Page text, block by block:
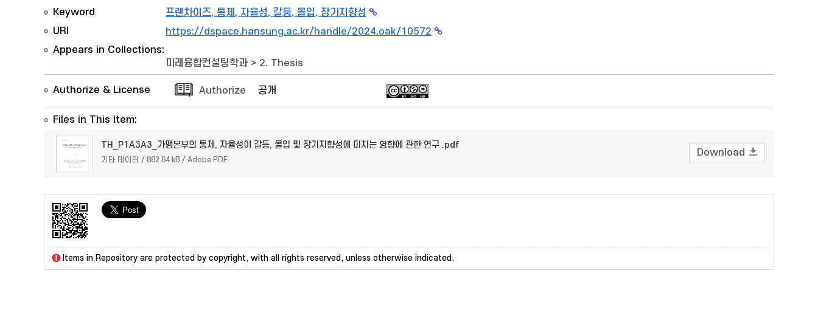
Keyword
프랜차이즈, 통제, 자율성, 갈등, 몰입, 장기지향성
URI
https://dspace.hansung.ac.kr/handle/2024.oak/10572
Appears in Collections:
미래융합컨설팅학과 > 2. Thesis
Authorize & License Authorize 공개
Files in This Item:
TH_P1A3A3_가맹본부의 통제, 자율성이 갈등, 몰입 및 장기지향성에 미치는 영향에 관한 연구 .pdf
기타 데이터 / 882.64 kB / Adobe PDF
Download
Items in Repository are protected by copyright, with all rights reserved, unless otherwise indicated.